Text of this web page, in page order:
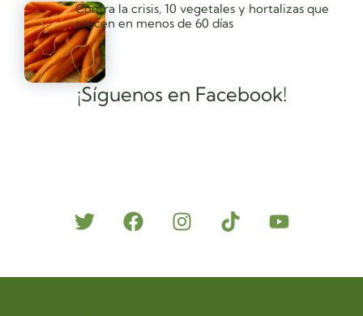
¡Síguenos en Facebook!
Contra la crisis, 10 vegetales y hortalizas que
crecen en menos de 60 días